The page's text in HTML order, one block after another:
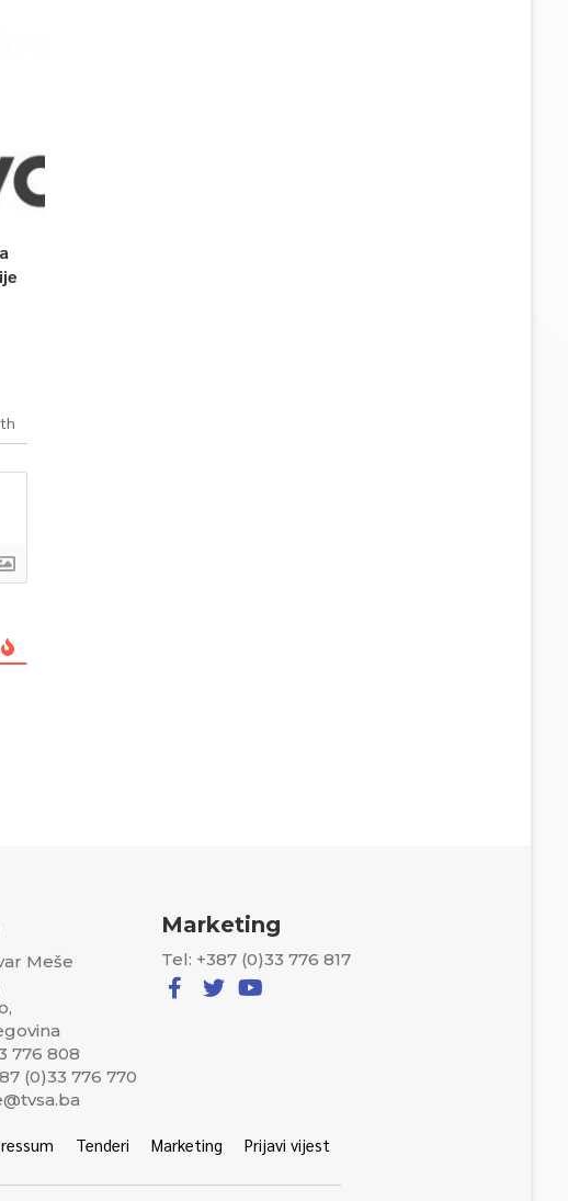
Meše
776 808
(0)33 776 770
Marketing
Tel: +387 (0)33 776 817
Tenderi Marketing Prijavi vijest